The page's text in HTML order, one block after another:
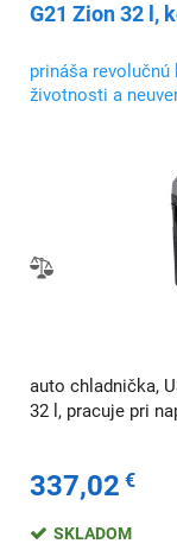
G21 Zion 32 l,
prináša
životnosti a
auto chladnička,
32 l, pracuje pri
337,02 €
SKLADOM